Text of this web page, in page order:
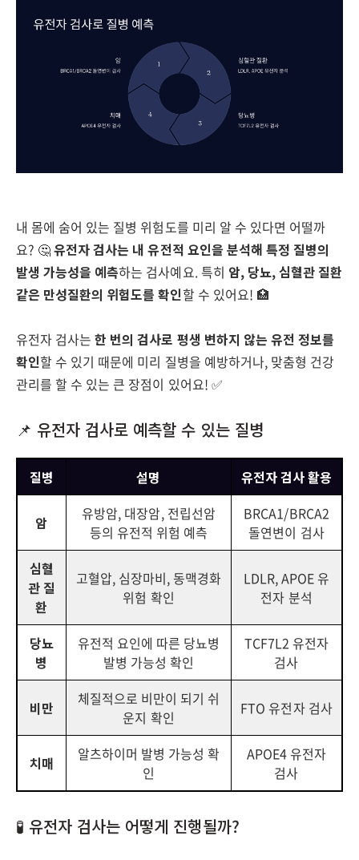
내 몸에 숨어 있는 질병 위험도를 미리 알 수 있다면 어떨까
요? 🤔유전자 검사는 내 유전적 요인을 분석해 특정 질병의
발생 가능성을 예측하는 검사예요. 특히 암, 당뇨, 심혈관 질환
같은 만성질환의 위험도를 확인할 수 있어요! 🏥
유전자 검사는한 번의 검사로 평생 변하지 않는 유전 정보를
확인할 수 있기 때문에 미리 질병을 예방하거나, 맞춤형 건강
관리를 할 수 있는 큰 장점이 있어요! ✅
📌 유전자 검사로 예측할 수 있는 질병
질병 설명 유전자 검사 활용
암
유방암, 대장암, 전립선암
등의 유전적 위험 예측
BRCA1/BRCA2
돌연변이 검사
심혈
관 질
환
고혈압, 심장마비, 동맥경화
위험 확인
LDLR, APOE 유
전자 분석
당뇨
병
유전적 요인에 따른 당뇨병
발병 가능성 확인
TCF7L2 유전자
검사
비만
체질적으로 비만이 되기 쉬
운지 확인
FTO 유전자 검사
치매
알츠하이머 발병 가능성 확
인
APOE4 유전자
검사
🧪 유전자 검사는 어떻게 진행될까?